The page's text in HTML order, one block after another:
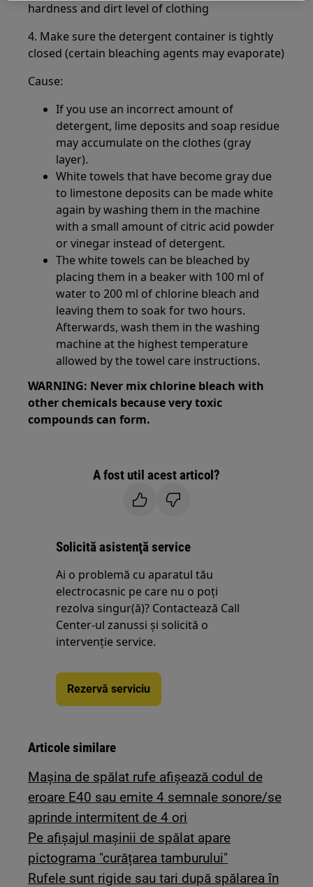
hardness and dirt level of clothing
4. Make sure the detergent container is tightly
closed (certain bleaching agents may evaporate)
Cause:
If you use an incorrect amount of
detergent, lime deposits and soap residue
may accumulate on the clothes (gray
layer).
White towels that have become gray due
to limestone deposits can be made white
again by washing them in the machine
with a small amount of citric acid powder
or vinegar instead of detergent.
The white towels can be bleached by
placing them in a beaker with 100 ml of
water to 200 ml of chlorine bleach and
leaving them to soak for two hours.
Afterwards, wash them in the washing
machine at the highest temperature
allowed by the towel care instructions.
WARNING: Never mix chlorine bleach with
other chemicals because very toxic
compounds can form.
A fost util acest articol?
Solicită asistenţă service
Ai o problemă cu aparatul tău
electrocasnic pe care nu o poţi
rezolva singur(ă)? Contactează Call
Center-ul zanussi și solicită o
intervenţie service.
Rezervă serviciu
Articole similare
Mașina de spălat rufe afișează codul de
eroare E40 sau emite 4 semnale sonore/se
aprinde intermitent de 4 ori
Pe afișajul mașinii de spălat apare
pictograma "curățarea tamburului"
Rufele sunt rigide sau tari după spălarea în